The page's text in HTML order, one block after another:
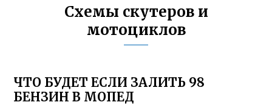
Схемы скутеров и
мотоциклов
ЧТО БУДЕТ ЕСЛИ ЗАЛИТЬ 98
БЕНЗИН В МОПЕД